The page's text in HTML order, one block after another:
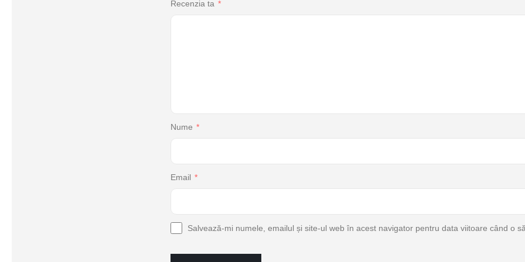
Recenzia ta *
Nume *
Email *
Salvează-mi numele, emailul și site-ul web în acest navigator pentru data viitoare când o